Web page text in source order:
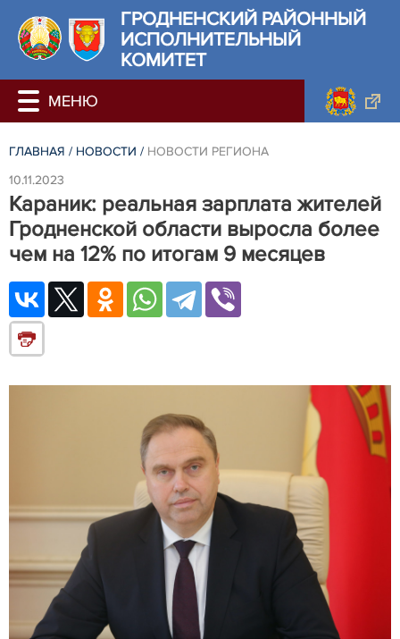
ГРОДНЕНСКИЙ РАЙОННЫЙ
ИСПОЛНИТЕЛЬНЫЙ
КОМИТЕТ
ГЛАВНАЯ / НОВОСТИ / НОВОСТИ РЕГИОНА
10.11.2023
Караник: реальная зарплата жителей
Гродненской области выросла более
чем на 12% по итогам 9 месяцев